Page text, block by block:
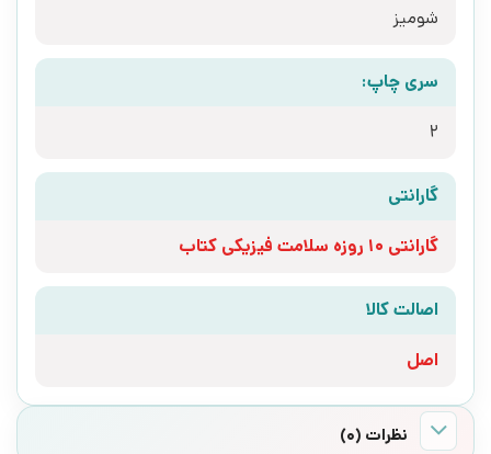
شومیز
سری چاپ:
2
گارانتی
گارانتی 10 روزه سلامت فیزیکی کتاب
اصالت کالا
اصل
نظرات (0)